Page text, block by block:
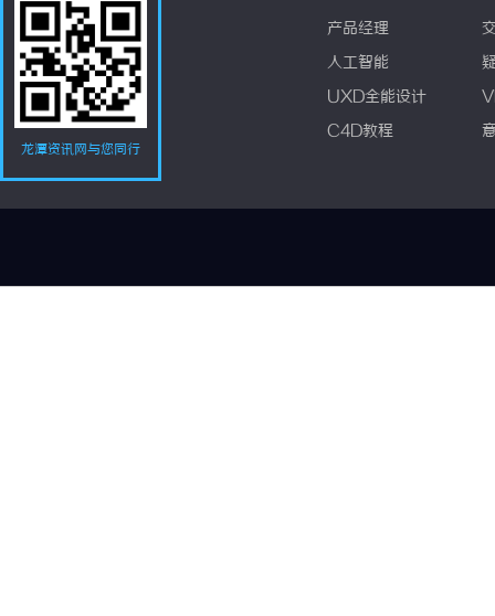
龙潭资讯网与您同行
产品经理
人工智能
UXD全能设计
C4D教程